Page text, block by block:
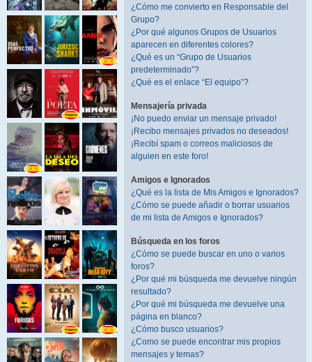
¿Cómo me convierto en Responsable del
Grupo?
¿Por qué algunos Grupos de Usuarios
aparecen en diferentes colores?
¿Qué es un “Grupo de Usuarios
predeterminado”?
¿Qué es el enlace “El equipo”?
Mensajería privada
¡No puedo enviar un mensaje privado!
¡Recibo mensajes privados no deseados!
¡Recibí spam o correos maliciosos de
alguien en este foro!
Amigos e Ignorados
¿Qué es la lista de Mis Amigos e Ignorados?
¿Cómo se puede añadir o borrar usuarios
de mi lista de Amigos e Ignorados?
Búsqueda en los foros
¿Cómo se puede buscar en uno o varios
foros?
¿Por qué mi búsqueda me devuelve ningún
resultado?
¿Por qué mi búsqueda me devuelve una
página en blanco?
¿Cómo busco usuarios?
¿Como se puede encontrar mis propios
mensajes y temas?